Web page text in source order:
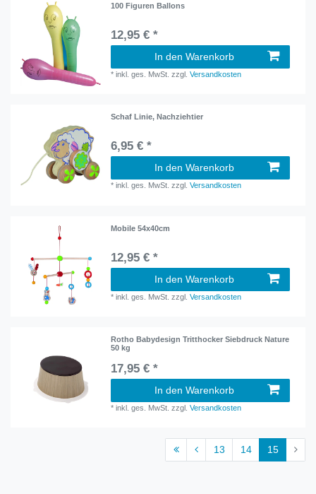
100 Figuren Ballons
12,95 € *
In den Warenkorb
*inkl. ges. MwSt. zzgl.Versandkosten
Schaf Linie, Nachziehtier
6,95 € *
In den Warenkorb
*inkl. ges. MwSt. zzgl.Versandkosten
Mobile 54x40cm
12,95 € *
In den Warenkorb
*inkl. ges. MwSt. zzgl.Versandkosten
Rotho Babydesign Tritthocker Siebdruck Nature
50 kg
17,95 € *
In den Warenkorb
*inkl. ges. MwSt. zzgl.Versandkosten
13 14 15